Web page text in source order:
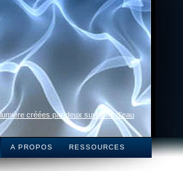
créées par deux surfaces d’eau
A PROPOS RESSOURCES